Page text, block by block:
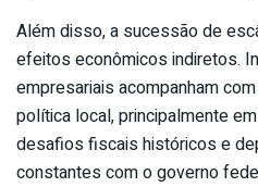
Além disso, a sucessão de
efeitos econômicos indiretos.
empresariais acompanham
política local, principalmente
desafios fiscais históricos e
constantes com o governo